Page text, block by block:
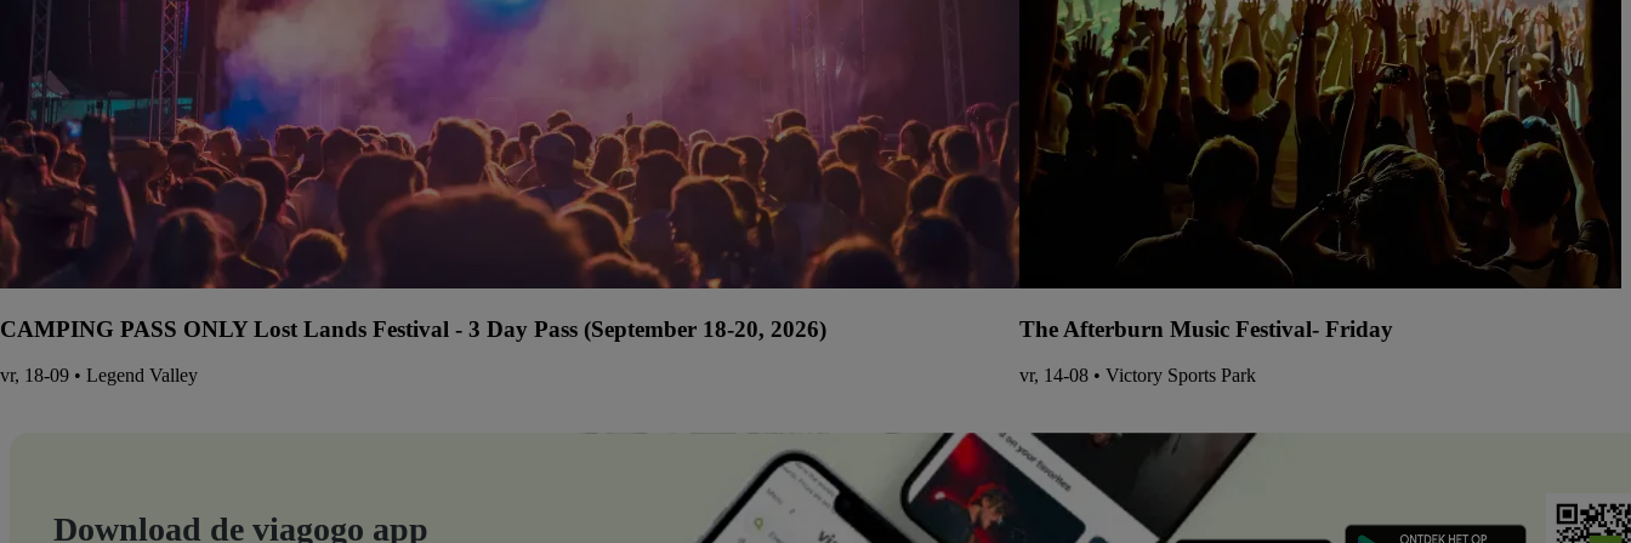
CAMPING PASS ONLY Lost Lands Festival - 3 Day Pass (September 18-20, 2026)
vr, 18-09 • Legend Valley
The Afterburn Music Festival- Friday
vr, 14-08 • Victory Sports Park
Download de viagogo app